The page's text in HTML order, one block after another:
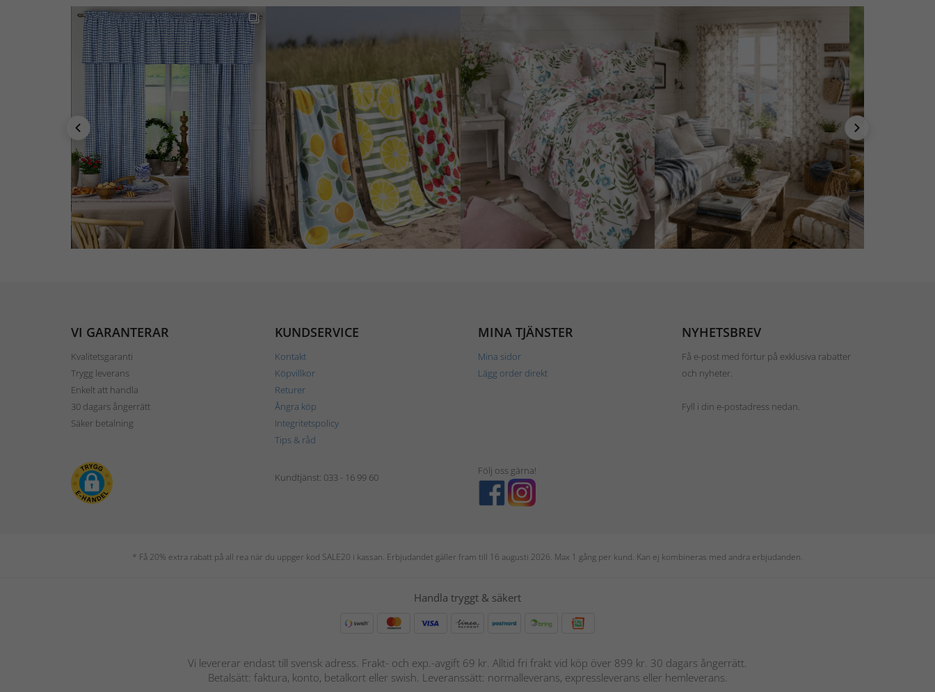
VI GARANTERAR
Kvalitetsgaranti
Trygg leverans
Enkelt att handla
30 dagars ångerrätt
Säker betalning
KUNDSERVICE
Kontakt
Köpvillkor
Returer
Ångra köp
Integritetspolicy
Tips & råd
MINA TJÄNSTER
Mina sidor
Lägg order direkt
NYHETSBREV
Få e-post med förtur på exklusiva rabatter
och nyheter.
Fyll i din e-postadress nedan.
Kundtjänst: 033 - 16 99 60
Följ oss gärna!
* Få 20% extra rabatt på all rea när du uppger kod SALE20 i kassan. Erbjudandet gäller fram till 16 augusti 2026. Max 1 gång per kund. Kan ej kombineras med andra erbjudanden.
Handla tryggt & säkert
Vi levererar endast till svensk adress. Frakt- och exp.-avgift 69 kr. Alltid fri frakt vid köp över 899 kr. 30 dagars ångerrätt.
Betalsätt: faktura, konto, betalkort eller swish. Leveranssätt: normalleverans, expressleverans eller hemleverans.